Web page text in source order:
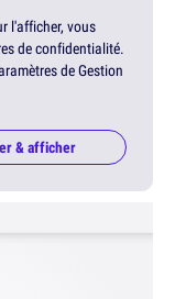
l'afficher, vous
de confidentialité.
de Gestion
& afficher